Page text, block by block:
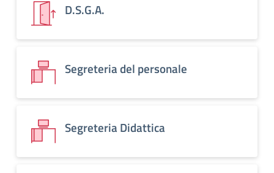
D.S.G.A.
Segreteria del personale
Segreteria Didattica